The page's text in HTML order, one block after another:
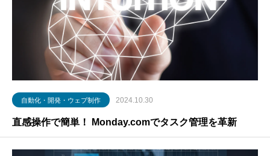
自動化・開発・ウェブ制作 2024.10.30
直感操作で簡単！ Monday.comでタスク管理を革新